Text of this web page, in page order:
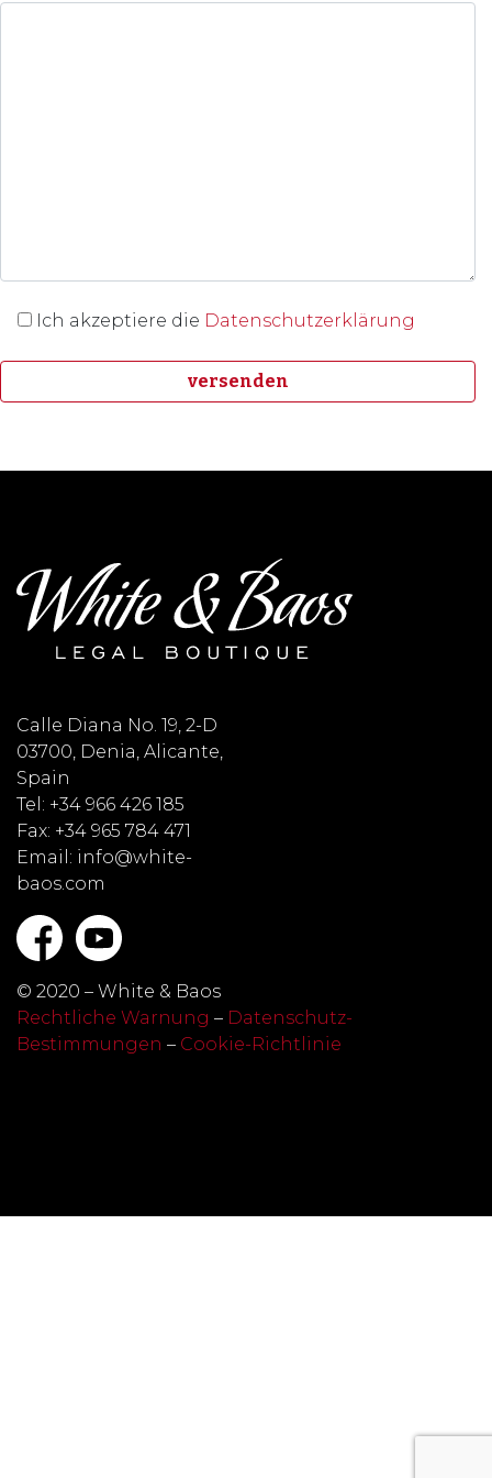
Ich akzeptiere die Datenschutzerklärung
Calle Diana No. 19, 2-D
03700, Denia, Alicante,
Spain
Tel: +34 966 426 185
Fax: +34 965 784 471
Email: info@white-
baos.com
© 2020 – White & Baos
Rechtliche Warnung – Datenschutz-
Bestimmungen – Cookie-Richtlinie